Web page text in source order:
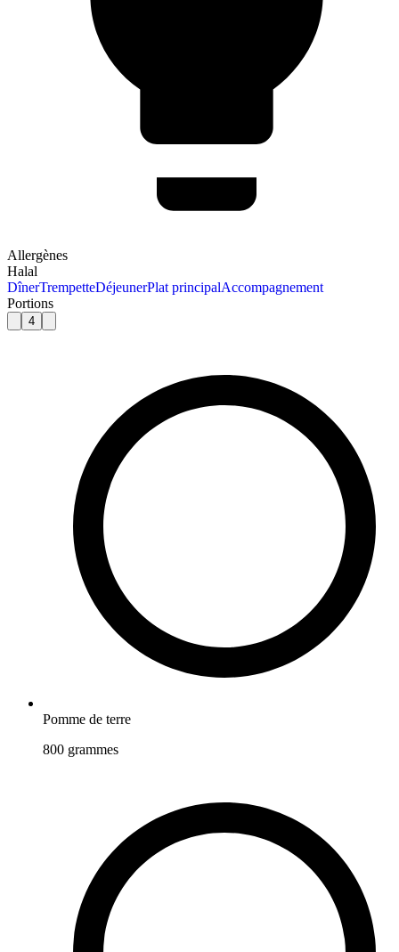
Allergènes
Halal
DînerTrempetteDéjeunerPlat principalAccompagnement
Portions
4
Pomme de terre
800 grammes